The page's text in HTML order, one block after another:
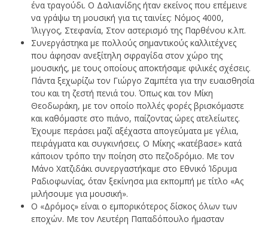
ένα τραγούδι. Ο Δαλιανίδης ήταν εκείνος που επέμεινε
να γράψω τη μουσική για τις ταινίες: Νόμος 4000,
Ίλιγγος, Στεφανία, Στον αστερισμό της Παρθένου κ.λπ.
Συνεργάστηκα με πολλούς σημαντικούς καλλιτέχνες
που άφησαν ανεξίτηλη σφραγίδα στον χώρο της
μουσικής, με τους οποίους αποκτήσαμε φιλικές σχέσεις.
Πάντα ξεχωρίζω τον Γιώργο Ζαμπέτα για την ευαισθησία
του και τη ζεστή πενιά του. Όπως και τον Μίκη
Θεοδωράκη, με τον οποίο πολλές φορές βρισκόμαστε
και καθόμαστε στο πιάνο, παίζοντας ώρες ατελείωτες.
Έχουμε περάσει μαζί αξέχαστα απογεύματα με γέλια,
πειράγματα και συγκινήσεις. Ο Μίκης «κατέβασε» κατά
κάποιον τρόπο την ποίηση στο πεζοδρόμιο. Με τον
Μάνο Χατζιδάκι συνεργαστήκαμε στο Εθνικό Ίδρυμα
Ραδιοφωνίας, όταν ξεκίνησα μια εκπομπή με τίτλο «Ας
μιλήσουμε για μουσική».
Ο «Δρόμος» είναι ο εμπορικότερος δίσκος όλων των
εποχών. Με τον Λευτέρη Παπαδόπουλο ήμασταν